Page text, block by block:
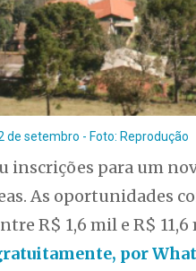
setembro - Foto: Reprodução
inscrições para um
As oportunidades
R$ 1,6 mil e R$
por